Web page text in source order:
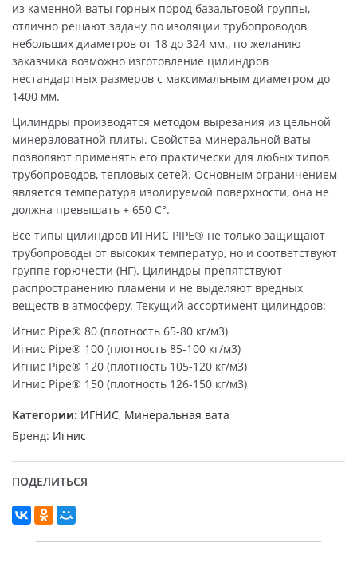
из каменной ваты горных пород базальтовой группы,
отлично решают задачу по изоляции трубопроводов
небольших диаметров от 18 до 324 мм., по желанию
заказчика возможно изготовление цилиндров
нестандартных размеров с максимальным диаметром до
1400 мм.
Цилиндры производятся методом вырезания из цельной
минераловатной плиты. Свойства минеральной ваты
позволяют применять его практически для любых типов
трубопроводов, тепловых сетей. Основным ограничением
является температура изолируемой поверхности, она не
должна превышать + 650 C°.
Все типы цилиндров ИГНИС PIPE® не только защищают
трубопроводы от высоких температур, но и соответствуют
группе горючести (НГ). Цилиндры препятствуют
распространению пламени и не выделяют вредных
веществ в атмосферу. Текущий ассортимент цилиндров:
Игнис Pipe® 80 (плотность 65-80 кг/м3)
Игнис Pipe® 100 (плотность 85-100 кг/м3)
Игнис Pipe® 120 (плотность 105-120 кг/м3)
Игнис Pipe® 150 (плотность 126-150 кг/м3)
Категории: ИГНИС, Минеральная вата
Бренд: Игнис
ПОДЕЛИТЬСЯ